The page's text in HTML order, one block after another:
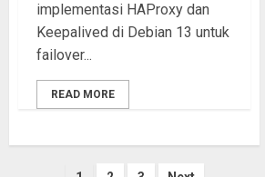
implementasi HAProxy dan
Keepalived di Debian 13 untuk
failover...
READ MORE